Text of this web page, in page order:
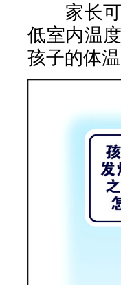
家长可
低室内温
孩子的体温